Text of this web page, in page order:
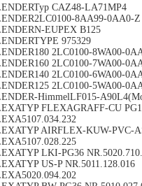
CAZ48-LA71MP4
8AA99-0AA0-
EUPEX B125
975329
2LC0100-8WA00-
2LC0100-7WA00-
2LC0100-6WA00-
2LC0100-5WA00-
HimmelLF015-
FLEXAGRAFF-CU
AIRFLEX-KUW-PVC-
LKI-PG36
US-P NR.5011.128.016